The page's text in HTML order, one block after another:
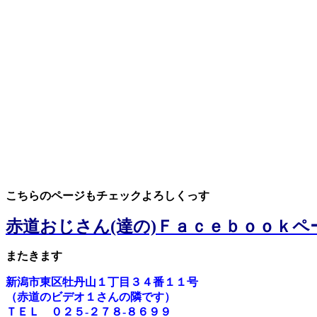
こ ちらのページもチェックよろしくっす
赤道おじさん(達の)Ｆａｃｅｂｏｏｋペ
またきます
新潟市東区牡丹山１丁目３４番１１号
（赤道のビデオ１さんの隣です）
ＴＥＬ ０２５-２７８-８６９９